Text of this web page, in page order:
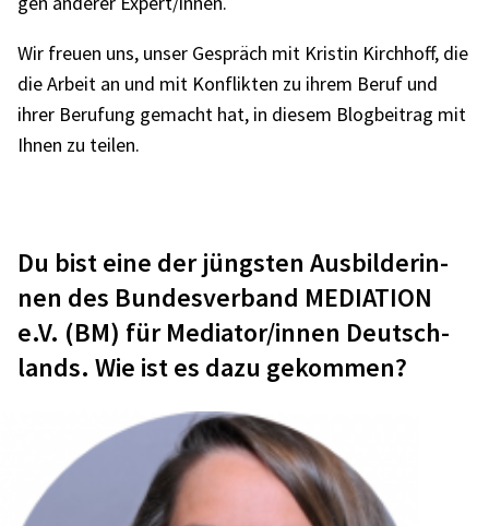
Wir freuen uns, unser Gespräch mit Kris­tin Kirch­hoff, die
die Arbeit an und mit Konflik­ten zu ihrem Beruf und
ihrer Beru­fung gemacht hat, in diesem Blog­bei­trag mit
Ihnen zu teilen.
Du bist eine der jüngs­ten Ausbil­de­rin­
nen des Bundes­ver­band MEDIA­TION
e.V. (BM) für Mediator/innen Deutsch­
lands. Wie ist es dazu gekom­men?